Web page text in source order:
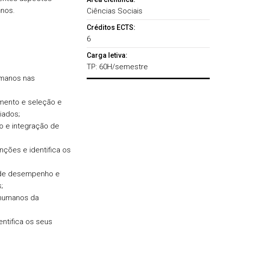
nas
e seleção e
e integração de
e identifica os
desempenho e
da
os seus
Ciências Sociais
Créditos ECTS:
6
Carga letiva:
TP: 60H/semestre